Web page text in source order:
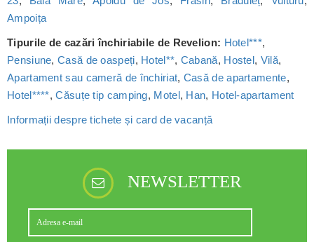
Ampoița
Tipurile de cazări închiriabile de Revelion: Hotel***,
Pensiune,Casă de oaspeți, Hotel**, Cabană, Hostel, Vilă,
Apartament sau cameră de închiriat, Casă de apartamente,
Hotel****,Căsuțe tip camping, Motel, Han, Hotel-apartament
Informații despre tichete și card de vacanță
NEWSLETTER